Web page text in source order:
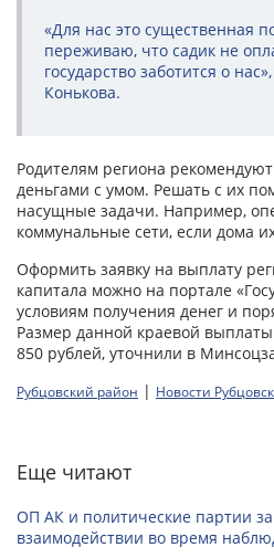
«Для нас это существенная
переживаю, что садик не
государство заботится о
Конькова.
Родителям региона
деньгами с умом. Решать с их
насущные задачи. Например,
коммунальные сети, если дома
Оформить заявку на выплату
капитала можно на портале
условиям получения денег и
Размер данной краевой выплаты
850 рублей, уточнили в
Рубцовский район | Новости
Еще читают
ОП АК и политические партии
взаимодействии во время